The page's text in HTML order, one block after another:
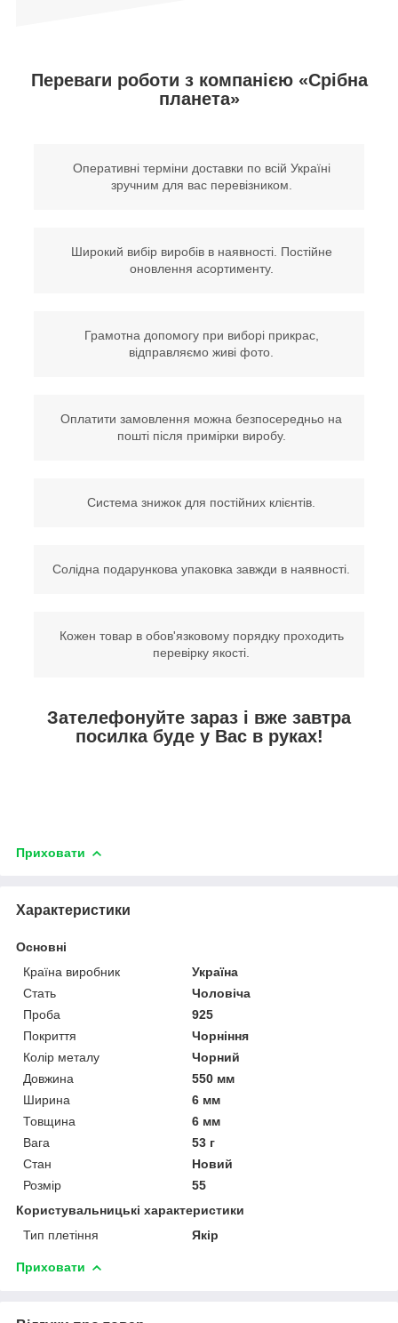
Переваги роботи з компанією «Срібна
планета»
Оперативні терміни доставки по всій Україні
зручним для вас перевізником.
Широкий вибір виробів в наявності. Постійне
оновлення асортименту.
Грамотна допомогу при виборі прикрас,
відправляємо живі фото.
Оплатити замовлення можна безпосередньо на
пошті після примірки виробу.
Система знижок для постійних клієнтів.
Солідна подарункова упаковка завжди в наявності.
Кожен товар в обов'язковому порядку проходить
перевірку якості.
Зателефонуйте зараз і вже завтра
посилка буде у Вас в руках!
Приховати
Характеристики
Основні
Країна виробник
Україна
Стать
Чоловіча
Проба
925
Покриття
Чорніння
Колір металу
Чорний
Довжина
550 мм
Ширина
6 мм
Товщина
6 мм
Вага
53 г
Стан
Новий
Розмір
55
Користувальницькі характеристики
Тип плетіння
Якір
Приховати